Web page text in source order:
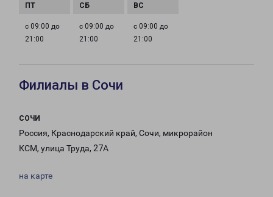
с 09:00 до
21:00
с 09:00 до
21:00
с 09:00 до
21:00
Филиалы в Сочи
СОЧИ
Россия, Краснодарский край, Сочи, микрорайон
КСМ, улица Труда, 27А
на карте